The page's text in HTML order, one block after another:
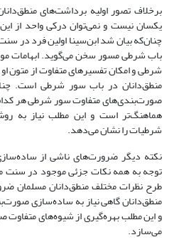
برخلاف تصور اولیه برداشت‌های
یکسان نیست و نمی‌توان درکی واحد از
چنان‌که بیان شد ابن‌سینا اولین فرد در
باب شرطی مسور سخن می‌گوید. ابهامات
شرطی و امکان تفسیرهای متفاوت از متون
منطق‌دانان در باب سور شرطی است.
صورت‌بندی‌های متفاوت سور شرطی هر کدام
هماهنگ‌تر است و این مطلب نیاز به
شرطیات را نشان می‌دهد.
نکته دیگر ضرورت‌های ناشی از
توجه به همه نکات جزئی موجود در
طرح نظرات مختلف منطق‌دانان مسلمان
منطق‌دانان گاهی نیاز به ساده‌سازی
و این مطلب بهره‌گیری از شیوه‌های
می‌سازد.